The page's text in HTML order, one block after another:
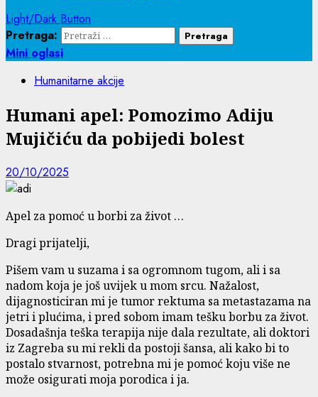
Light/Dark Button
Pretraga:
Mini oglasi
Humanitarne akcije
Humani apel: Pomozimo Adiju
Mujičiću da pobijedi bolest
20/10/2025
Apel za pomoć u borbi za život …
Dragi prijatelji,
Pišem vam u suzama i sa ogromnom tugom, ali i sa
nadom koja je još uvijek u mom srcu. Nažalost,
dijagnosticiran mi je tumor rektuma sa metastazama na
jetri i plućima, i pred sobom imam tešku borbu za život.
Dosadašnja teška terapija nije dala rezultate, ali doktori
iz Zagreba su mi rekli da postoji šansa, ali kako bi to
postalo stvarnost, potrebna mi je pomoć koju više ne
može osigurati moja porodica i ja.